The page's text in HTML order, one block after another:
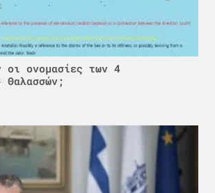
οι ονομασίες των 4
Θαλασσών;